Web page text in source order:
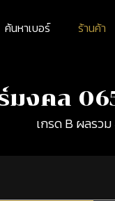
ค้นหาเบอร์ ร้านค้า
มงคล
เกรด B ผลรวม